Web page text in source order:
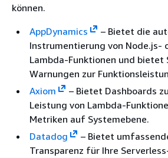
können.
AppDynamics
– Bietet die
Instrumentierung von Node.js-
Lambda-Funktionen und bietet
Warnungen zur
Axiom
– Bietet Dashboards
Leistung von Lambda-
Metriken auf Systemebene.
Datadog
– Bietet
Transparenz für Ihre